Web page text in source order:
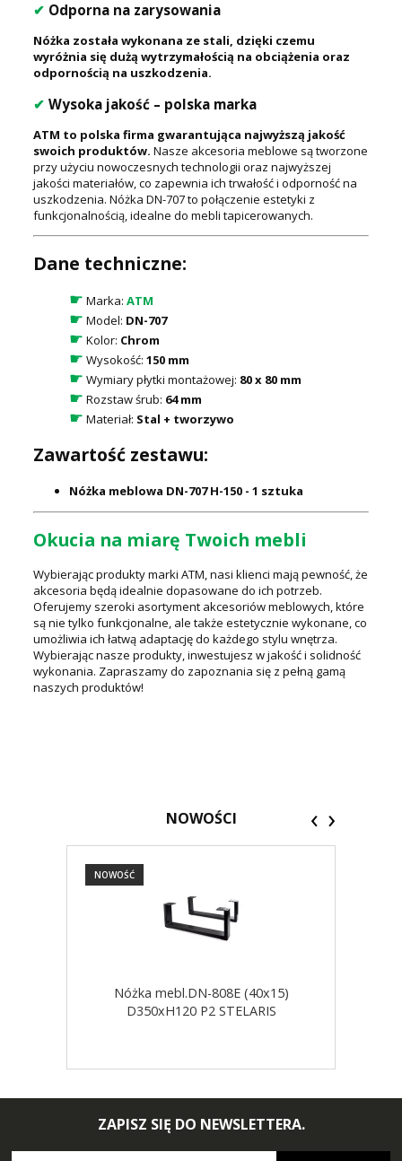
✔ Odporna na zarysowania
Nóżka została wykonana ze stali, dzięki czemu
wyróżnia się dużą wytrzymałością na obciążenia oraz
odpornością na uszkodzenia.
✔ Wysoka jakość – polska marka
ATM to polska firma gwarantująca najwyższą jakość
swoich produktów. Nasze akcesoria meblowe są tworzone
przy użyciu nowoczesnych technologii oraz najwyższej
jakości materiałów, co zapewnia ich trwałość i odporność na
uszkodzenia. Nóżka DN-707 to połączenie estetyki z
funkcjonalnością, idealne do mebli tapicerowanych.
Dane techniczne:
☛ Marka: ATM
☛ Model: DN-707
☛ Kolor: Chrom
☛ Wysokość: 150 mm
☛ Wymiary płytki montażowej: 80 x 80 mm
☛ Rozstaw śrub: 64 mm
☛ Materiał: Stal + tworzywo
Zawartość zestawu:
Nóżka meblowa DN-707 H-150 - 1 sztuka
Okucia na miarę Twoich mebli
Wybierając produkty marki ATM, nasi klienci mają pewność, że
akcesoria będą idealnie dopasowane do ich potrzeb.
Oferujemy szeroki asortyment akcesoriów meblowych, które
są nie tylko funkcjonalne, ale także estetycznie wykonane, co
umożliwia ich łatwą adaptację do każdego stylu wnętrza.
Wybierając nasze produkty, inwestujesz w jakość i solidność
wykonania. Zapraszamy do zapoznania się z pełną gamą
naszych produktów!
NOWOŚCI
Nóżka mebl.DN-808E (40x15)
D350xH120 P2 STELARIS
NOWOŚĆ
‹ ›
ZAPISZ SIĘ DO NEWSLETTERA.